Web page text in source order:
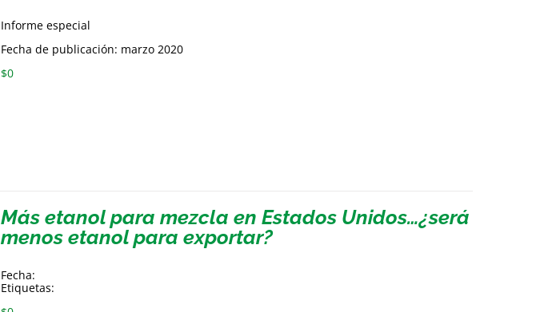
Informe especial
Fecha de publicación: marzo 2020
$0
Más etanol para mezcla en Estados Unidos…¿será
menos etanol para exportar?
Fecha:
Etiquetas: